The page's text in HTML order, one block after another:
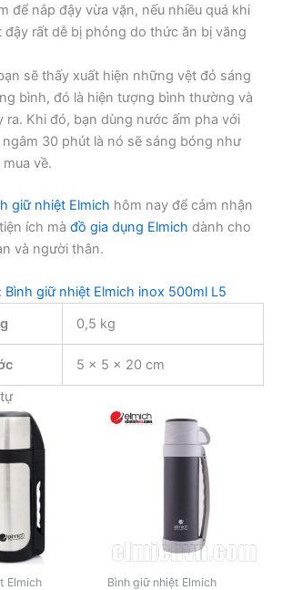
để nắp đậy vừa vặn, nếu nhiều quá khi
đậy rất dễ bị phỏng do thức ăn bị văng
sẽ thấy xuất hiện những vệt đỏ sáng
bình, đó là hiện tượng bình thường và
ra. Khi đó, bạn dùng nước ấm pha với
ngâm 30 phút là nó sẽ sáng bóng như
về.
giữ nhiệt Elmich hôm nay để cảm nhận
ích mà đồ gia dụng Elmich dành cho
và người thân.
Bình giữ nhiệt Elmich inox 500ml L5
0,5 kg
5 × 5 × 20 cm
Elmich Bình giữ nhiệt Elmich